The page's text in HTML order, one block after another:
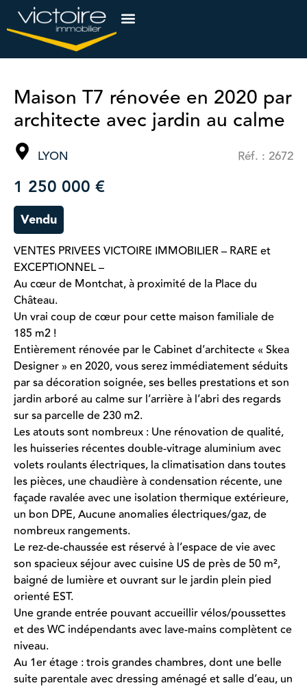
Maison T7 rénovée en 2020 par
architecte avec jardin au calme
LYON Réf. : 2672
1 250 000 €
Vendu
VENTES PRIVEES VICTOIRE IMMOBILIER – RARE et
EXCEPTIONNEL –
Au cœur de Montchat, à proximité de la Place du
Château.
Un vrai coup de cœur pour cette maison familiale de
185 m2 !
Entièrement rénovée par le Cabinet d’architecte « Skea
Designer » en 2020, vous serez immédiatement séduits
par sa décoration soignée, ses belles prestations et son
jardin arboré au calme sur l’arrière à l’abri des regards
sur sa parcelle de 230 m2.
Les atouts sont nombreux : Une rénovation de qualité,
les huisseries récentes double-vitrage aluminium avec
volets roulants électriques, la climatisation dans toutes
les pièces, une chaudière à condensation récente, une
façade ravalée avec une isolation thermique extérieure,
un bon DPE, Aucune anomalies électriques/gaz, de
nombreux rangements.
Le rez-de-chaussée est réservé à l’espace de vie avec
son spacieux séjour avec cuisine US de près de 50 m²,
baigné de lumière et ouvrant sur le jardin plein pied
orienté EST.
Une grande entrée pouvant accueillir vélos/poussettes
et des WC indépendants avec lave-mains complètent ce
niveau.
Au 1er étage : trois grandes chambres, dont une belle
suite parentale avec dressing aménagé et salle d’eau, un